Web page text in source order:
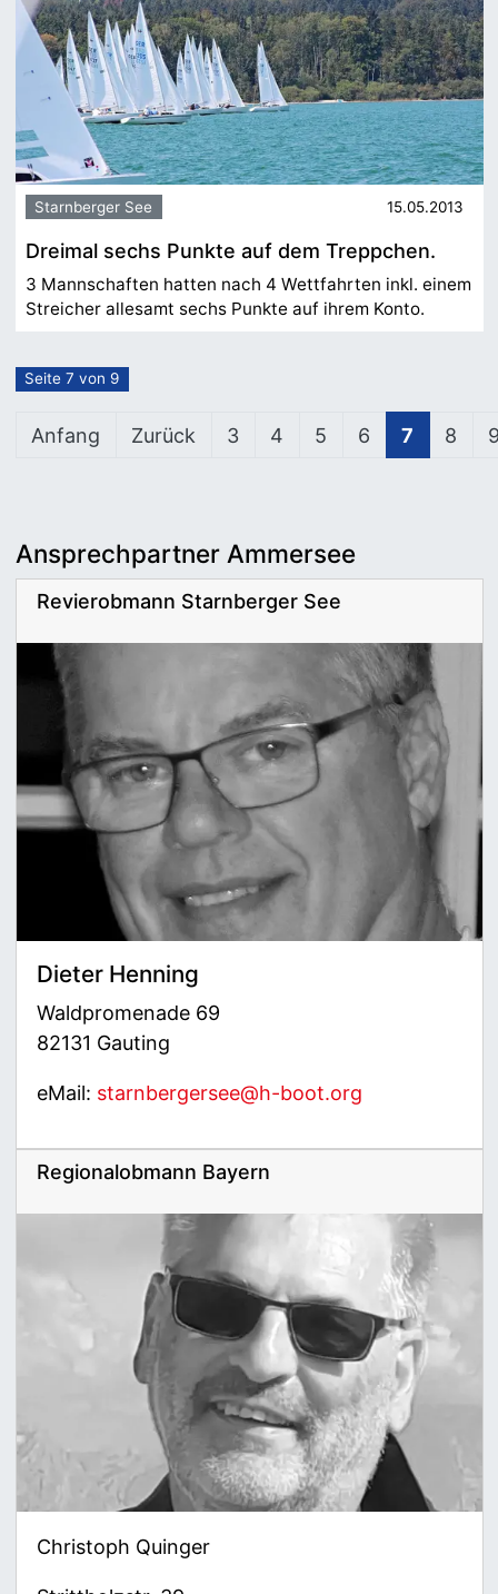
Starnberger See 15.05.2013
Dreimal sechs Punkte auf dem Treppchen.
3 Mannschaften hatten nach 4 Wettfahrten inkl. einem
Streicher allesamt sechs Punkte auf ihrem Konto.
Seite 7 von 9
Anfang Zurück 3 4 5 6 7 8
Ansprechpartner Ammersee
Revierobmann Starnberger See
Dieter Henning
Waldpromenade 69
82131 Gauting
eMail: starnbergersee@h-boot.org
Regionalobmann Bayern
Christoph Quinger